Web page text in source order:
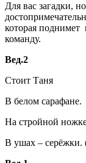
Для вас загадки,
которая поднимет
команду.
Вед.2
Стоит Таня
В белом сарафане.
На стройной
В ушах –